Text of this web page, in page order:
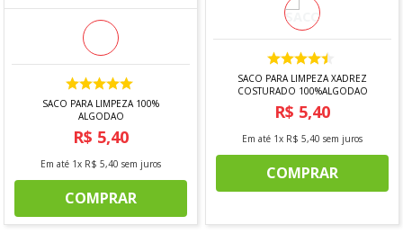
SACO PARA LIMPEZA 100%
ALGODAO
R$ 5,40
Em até 1x R$ 5,40 sem juros
COMPRAR
SACO PARA LIMPEZA XADREZ
COSTURADO 100%ALGODAO
R$ 5,40
Em até 1x R$ 5,40 sem juros
COMPRAR